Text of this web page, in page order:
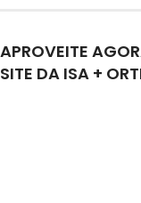
APROVEITE
SITE DA ISA +